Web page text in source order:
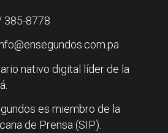
385-8778
nativo digital líder de la
es miembro de la
de Prensa (SIP).